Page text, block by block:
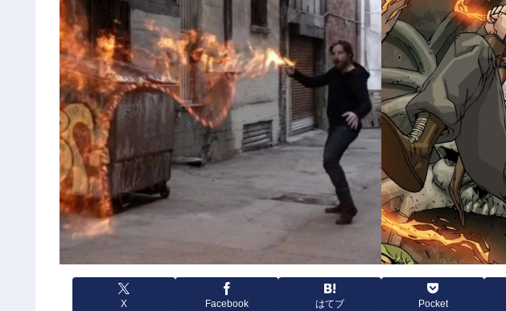
X Facebook はてブ Pocket